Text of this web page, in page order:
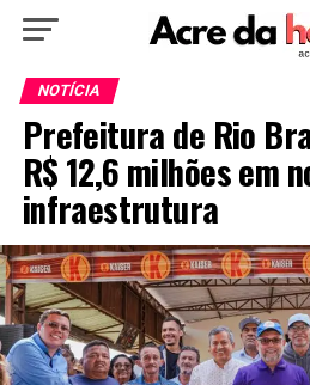
HOME
EDUCAÇÃO NOTÍCIA
NOTÍCIA
Prefeitura de Rio
R$ 12,6 milhões em
infraestrutura